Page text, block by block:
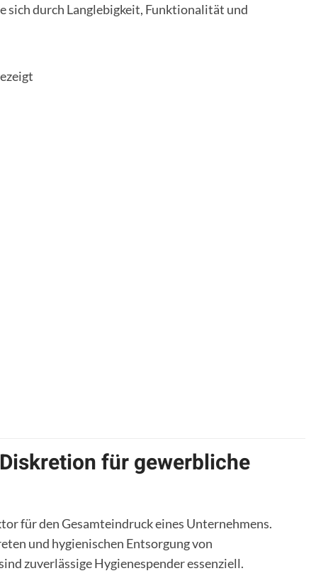
sich durch Langlebigkeit, Funktionalität und
Nach
für gewerbliche
für den Gesamteindruck eines Unternehmens.
und hygienischen Entsorgung von
zuverlässige Hygienespender essenziell.